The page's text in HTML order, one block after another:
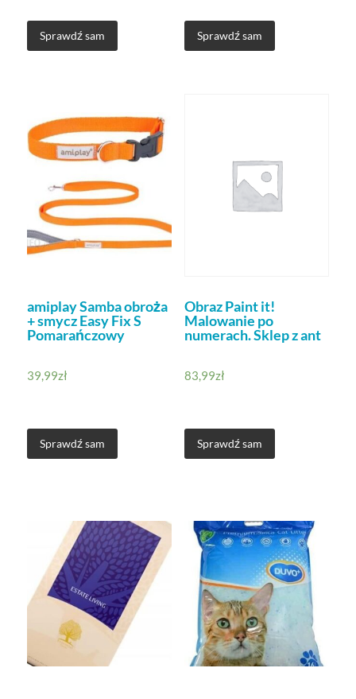
Sprawdź sam Sprawdź sam
amiplay Samba obroża
+ smycz Easy Fix S
Pomarańczowy
39,99zł
Sprawdź sam
Obraz Paint it!
Malowanie po
numerach. Sklep z ant
83,99zł
Sprawdź sam